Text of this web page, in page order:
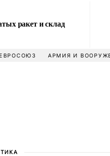
ракет и склад
ЕВРОСОЮЗ АРМИЯ И